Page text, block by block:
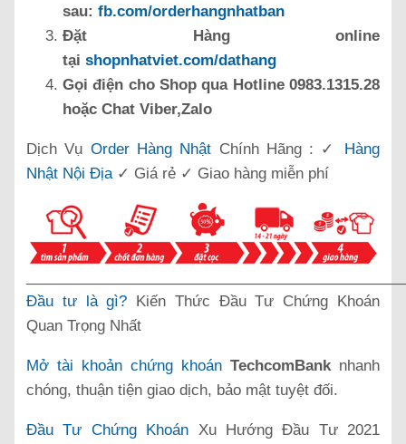
sau: fb.com/orderhangnhatban
Đặt Hàng online
tại shopnhatviet.com/dathang
Gọi điện cho Shop qua Hotline 0983.1315.28
hoặc Chat Viber,Zalo
Dịch Vụ Order Hàng Nhật Chính Hãng : ✓ Hàng
Nhật Nội Địa✓ Giá rẻ ✓ Giao hàng miễn phí
Đầu tư là gì? Kiến Thức Đầu Tư Chứng Khoán
Quan Trọng Nhất
Mở tài khoản chứng khoán TechcomBank nhanh
chóng, thuận tiện giao dịch, bảo mật tuyệt đối.
Đầu Tư Chứng Khoán Xu Hướng Đầu Tư 2021